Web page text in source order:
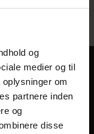
og
medier og til
om
partnere inden
og
disse